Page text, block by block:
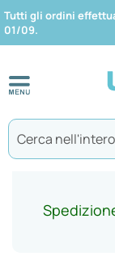
Tutti gli ordini
01/09.